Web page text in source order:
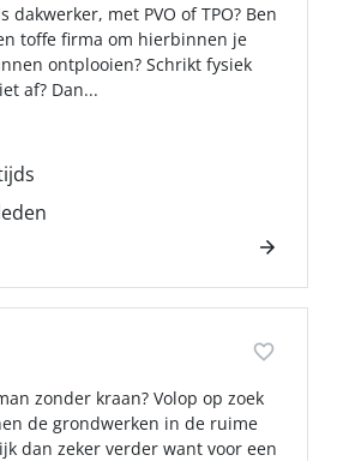
dakwerker, met PVO of TPO? Ben
toffe firma om hierbinnen je
ontplooien? Schrikt fysiek
af? Dan...
zonder kraan? Volop op zoek
de grondwerken in de ruime
dan zeker verder want voor een